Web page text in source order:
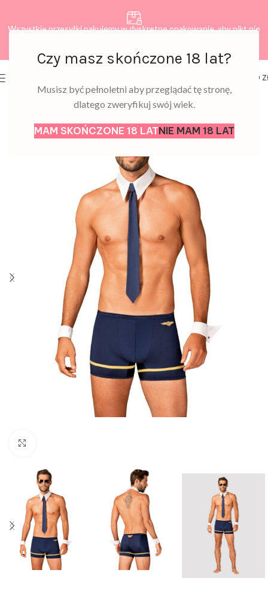
Czy masz skończone 18 lat?
Musisz być pełnoletni aby przeglądać tę stronę,
dlatego zweryfikuj swój wiek.
MAM SKOŃCZONE 18 LATNIE MAM 18 LAT
Wszystkie przesyłki pakujemy w dyskretne opakowanie, aby nikt nie
0,00